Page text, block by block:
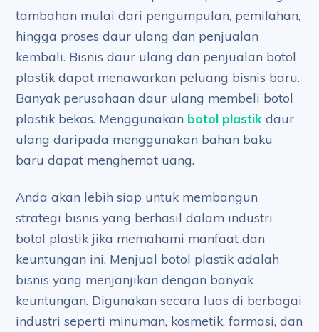
tambahan mulai dari pengumpulan, pemilahan,
hingga proses daur ulang dan penjualan
kembali. Bisnis daur ulang dan penjualan botol
plastik dapat menawarkan peluang bisnis baru.
Banyak perusahaan daur ulang membeli botol
plastik bekas. Menggunakan botol plastik daur
ulang daripada menggunakan bahan baku
baru dapat menghemat uang.
Anda akan lebih siap untuk membangun
strategi bisnis yang berhasil dalam industri
botol plastik jika memahami manfaat dan
keuntungan ini. Menjual botol plastik adalah
bisnis yang menjanjikan dengan banyak
keuntungan. Digunakan secara luas di berbagai
industri seperti minuman, kosmetik, farmasi, dan